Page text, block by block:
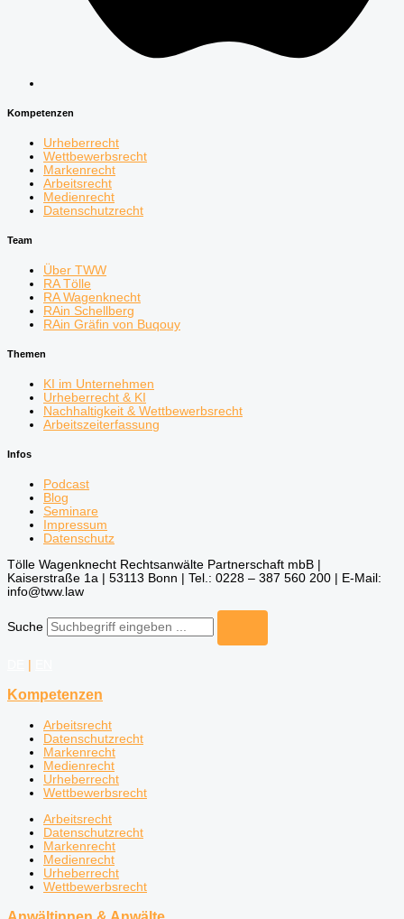
Kompetenzen
Urheberrecht
Wettbewerbsrecht
Markenrecht
Arbeitsrecht
Medienrecht
Datenschutzrecht
Team
Über TWW
RA Tölle
RA Wagenknecht
RAin Schellberg
RAin Gräfin von Buqouy
Themen
KI im Unternehmen
Urheberrecht & KI
Nachhaltigkeit & Wettbewerbsrecht
Arbeitszeiterfassung
Infos
Podcast
Blog
Seminare
Impressum
Datenschutz
Tölle Wagenknecht Rechtsanwälte Partnerschaft mbB |
Kaiserstraße 1a | 53113 Bonn | Tel.: 0228 – 387 560 200 | E-Mail:
info@tww.law
Suche
Kompetenzen
Arbeitsrecht
Datenschutzrecht
Markenrecht
Medienrecht
Urheberrecht
Wettbewerbsrecht
Arbeitsrecht
Datenschutzrecht
Markenrecht
Medienrecht
Urheberrecht
Wettbewerbsrecht